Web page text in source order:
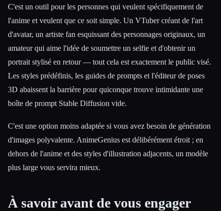
C'est un outil pour les personnes qui veulent spécifiquement de
l'anime et veulent que ce soit simple. Un VTuber créant de l'art
d'avatar, un artiste fan esquissant des personnages originaux, un
amateur qui aime l'idée de soumettre un selfie et d'obtenir un
portrait stylisé en retour — tout cela est exactement le public visé.
Les styles prédéfinis, les guides de prompts et l'éditeur de poses
3D abaissent la barrière pour quiconque trouve intimidante une
boîte de prompt Stable Diffusion vide.
C'est une option moins adaptée si vous avez besoin de génération
d'images polyvalente. AnimeGenius est délibérément étroit ; en
dehors de l'anime et des styles d'illustration adjacents, un modèle
plus large vous servira mieux.
À savoir avant de vous engager